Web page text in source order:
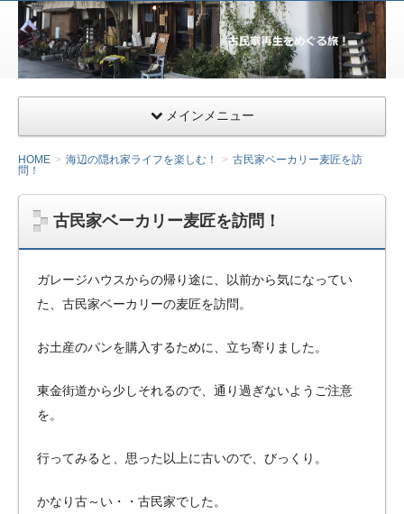
サー
ファ
ー&
ライ
向け
千葉
十九
里の
ガレ
ージ
ハウ
小田
模原
のバ
ガレ
ジ・
メインメニュー
HOME 海辺の隠れ家ライフを楽しむ！
古民家ベーカリー麦匠を訪
問！
古民家ベーカリー麦匠を訪問！
ガレージハウスからの帰り途に、以前から気になってい
た、古民家ベーカリーの麦匠を訪問。
お土産のパンを購入するために、立ち寄りました。
東金街道から少しそれるので、通り過ぎないようご注意
を。
行ってみると、思った以上に古いので、びっくり。
かなり古～い・・古民家でした。